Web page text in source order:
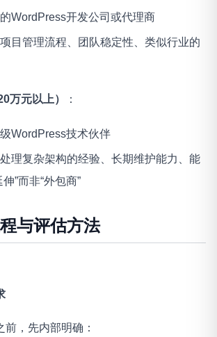
WordPress开发公司或代理商
目管理流程、团队稳定性、类似行业的
万元以上） ：
WordPress技术伙伴
理复杂架构的经验、长期维护能力、能
”而非“外包商”
与评估方法
，先内部明确：